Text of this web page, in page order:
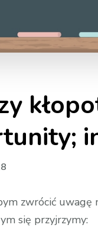
zwrócić
się przyjrzymy: